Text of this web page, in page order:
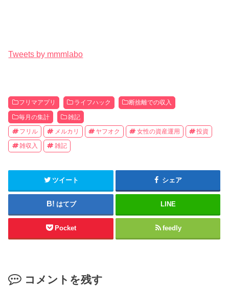
Tweets by mmmlabo
フリマアプリ ライフハック 断捨離での収入
毎月の集計 雑記
フリル メルカリ ヤフオク 女性の資産運用 投資
雑収入 雑記
ツイート シェア
はてブ LINE
Pocket feedly
コメントを残す